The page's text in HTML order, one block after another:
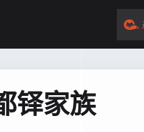
铎家族